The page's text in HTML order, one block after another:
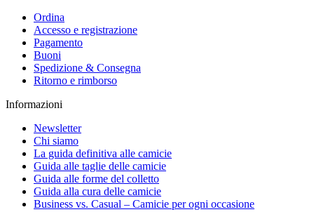
Ordina
Accesso e registrazione
Pagamento
Buoni
Spedizione & Consegna
Ritorno e rimborso
Informazioni
Newsletter
Chi siamo
La guida definitiva alle camicie
Guida alle taglie delle camicie
Guida alle forme del colletto
Guida alla cura delle camicie
Business vs. Casual – Camicie per ogni occasione